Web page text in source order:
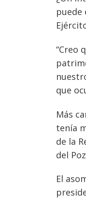
puede
“Creo
que
Más
tenía
de la
del
El